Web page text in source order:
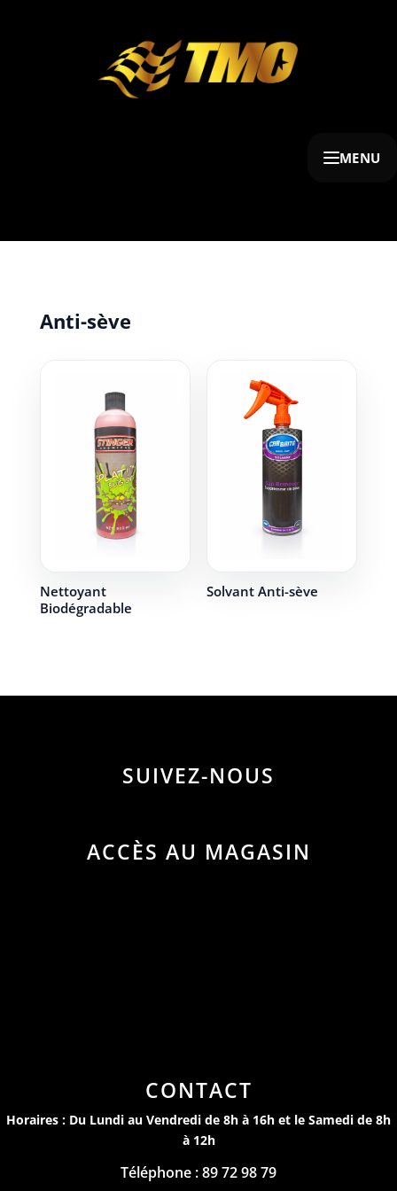
MENU
Anti-sève
Nettoyant
Biodégradable
Solvant Anti-sève
SUIVEZ-NOUS
ACCÈS AU MAGASIN
CONTACT
Horaires : Du Lundi au Vendredi de 8h à 16h et le Samedi de 8h
à 12h
Téléphone : 89 72 98 79